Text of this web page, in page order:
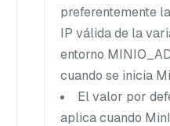
preferentemente
IP válida de la
entorno
cuando se inicia
El valor por
aplica cuando